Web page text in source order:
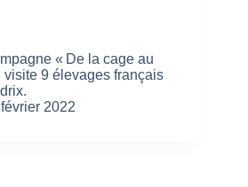
« De la cage au
visite 9 élevages français
2022